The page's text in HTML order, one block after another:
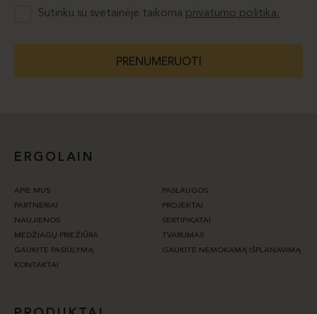
Sutinku su svetainėje taikoma privatumo politika.
PRENUMERUOTI
ERGOLAIN
APIE MUS
PASLAUGOS
PARTNERIAI
PROJEKTAI
NAUJIENOS
SERTIFIKATAI
MEDŽIAGŲ PRIEŽIŪRA
TVARUMAS
GAUKITE PASIŪLYMĄ
GAUKITE NEMOKAMĄ IŠPLANAVIMĄ
KONTAKTAI